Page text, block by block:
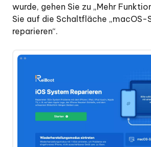
iPhone
Daten
sichern
wiederherstellen
wurde, gehen Sie zu „Mehr
Sie auf die Schaltfläche „macOS-
reparieren“.